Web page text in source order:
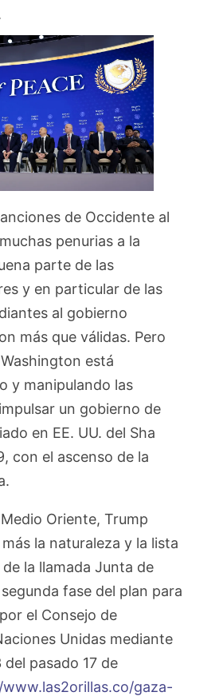
de Occidente al
penurias a la
parte de las
y en particular de las
al gobierno
más que válidas. Pero
está
y manipulando las
un gobierno de
en EE. UU. del Sha
con el ascenso de la
Oriente, Trump
la naturaleza y la lista
la llamada Junta de
fase del plan para
el Consejo de
Unidas mediante
pasado 17 de
gaza-